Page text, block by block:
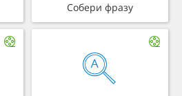
Собери фразу